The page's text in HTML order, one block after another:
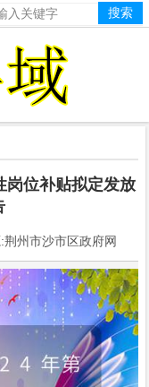
岗位补贴拟定发放
市沙市区政府网